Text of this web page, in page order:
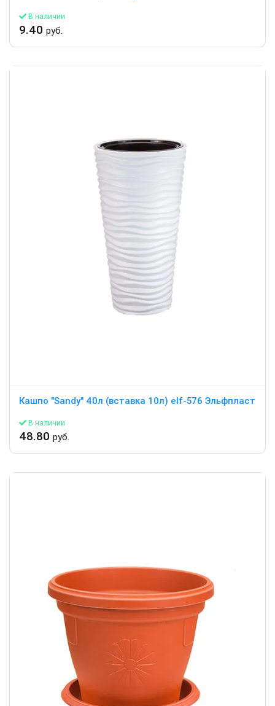
В наличии
9.40 руб.
Кашпо "Sandy" 40л (вставка 10л) elf-576 Эльфпласт
В наличии
48.80 руб.